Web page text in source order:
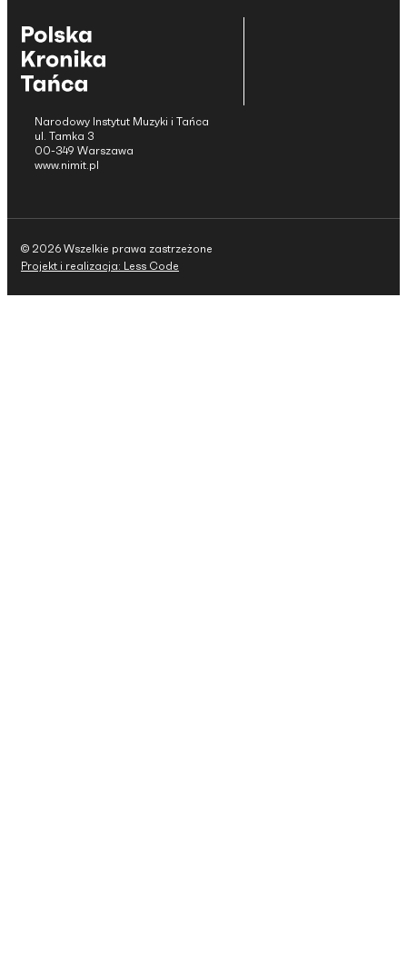
Narodowy Instytut Muzyki i Tańca
ul. Tamka 3
00-349 Warszawa
www.nimit.pl
© 2026 Wszelkie prawa zastrzeżone
Projekt i realizacja: Less Code